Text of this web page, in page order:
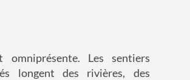
omniprésente. Les sentiers
longent des rivières, des